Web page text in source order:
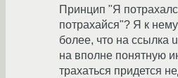
Принцип "Я
потрахайся"? Я к
более, что на ссылка
на вполне понятную
трахаться придется